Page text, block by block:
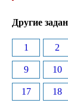
Другие
1 2
9 10
17 18